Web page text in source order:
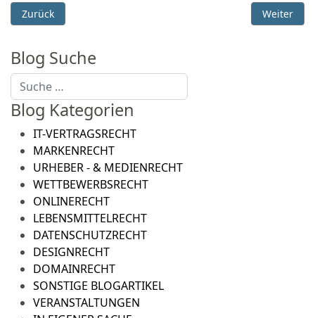
Vorheriger Beitrag: Markenrechtliche Aspekte von Google-
Zurück Nächster
Weiter
Blog Suche
Suchen
Blog Kategorien
IT-VERTRAGSRECHT
MARKENRECHT
URHEBER - & MEDIENRECHT
WETTBEWERBSRECHT
ONLINERECHT
LEBENSMITTELRECHT
DATENSCHUTZRECHT
DESIGNRECHT
DOMAINRECHT
SONSTIGE BLOGARTIKEL
VERANSTALTUNGEN